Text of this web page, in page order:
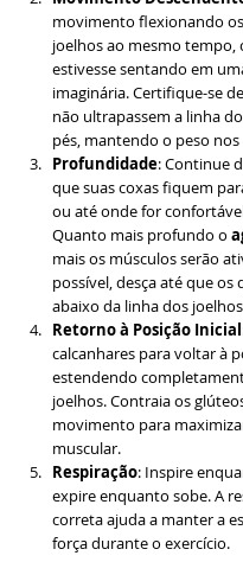
movimento flexionando
joelhos ao mesmo tempo,
estivesse sentando em
imaginária. Certifique-se
não ultrapassem a linha
pés, mantendo o peso nos
Profundidade: Continue
que suas coxas fiquem
ou até onde for
Quanto mais profundo o
mais os músculos serão
possível, desça até que os
abaixo da linha dos
Retorno à Posição Inicial
calcanhares para voltar à
estendendo
joelhos. Contraia os
movimento para
muscular.
Respiração: Inspire
expire enquanto sobe. A
correta ajuda a manter a
força durante o exercício.